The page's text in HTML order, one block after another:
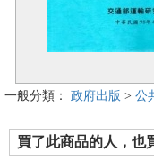
一般分類： 政府出版 > 公
買了此商品的人，也